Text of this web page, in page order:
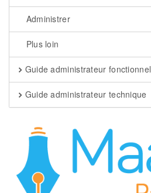
Administrer
Plus loin
Guide administrateur fonctionnel
Guide administrateur technique